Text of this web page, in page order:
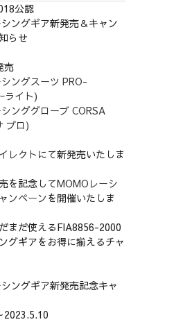
公認
ングギア新発売＆キャン
らせ
売
ングスーツ PRO-
ライト)
ンググローブ CORSA
プロ)
レクトにて新発売いたしま
を記念してMOMOレーシ
ンペーンを開催いたしま
まだ使えるFIA8856-2000
グギアをお得に揃えるチャ
ングギア新発売記念キャ
2023.5.10